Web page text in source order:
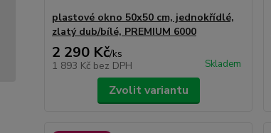
plastové okno 50x50 cm, jednokřídlé,
zlatý dub/bílé, PREMIUM 6000
2 290 Kč/ks
1 893 Kč bez DPH Skladem
Zvolit variantu